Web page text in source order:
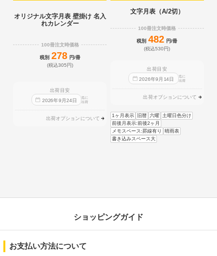
オリジナル文字月表 壁掛け 名入
れカレンダー
100冊注文時価格
税別 278 円/冊
(税込305円)
出荷目安
2026年9 月24日
迄に
出荷
出荷オプションについて
文字月表（A/2切）
100冊注文時価格
税別 482 円/冊
(税込530円)
出荷目安
2026年9 月 14日
迄に
出荷
出荷オプションについて
1ヶ月表示 旧暦 六曜
土曜日色分け
前後月表示:前後2ヶ月
メモスペース:罫線有り
晴雨表
書き込みスペース大
ショッピングガイド
お支払い方法について